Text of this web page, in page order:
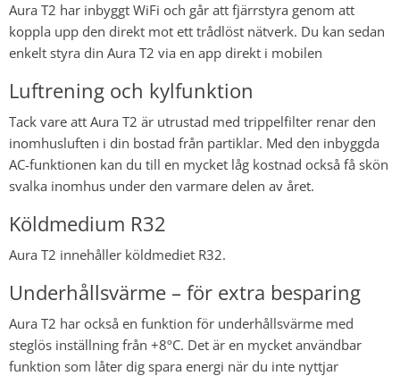
Aura T2 har inbyggt WiFi och går att fjärrstyra genom att
koppla upp den direkt mot ett trådlöst nätverk. Du kan sedan
enkelt styra din Aura T2 via en app direkt i mobilen
Luftrening och kylfunktion
Tack vare att Aura T2 är utrustad med trippelfilter renar den
inomhusluften i din bostad från partiklar. Med den inbyggda
AC-funktionen kan du till en mycket låg kostnad också få skön
svalka inomhus under den varmare delen av året.
Köldmedium R32
Aura T2 innehåller köldmediet R32.
Underhållsvärme – för extra besparing
Aura T2 har också en funktion för underhållsvärme med
steglös inställning från +8ºC. Det är en mycket användbar
funktion som låter dig spara energi när du inte nyttjar